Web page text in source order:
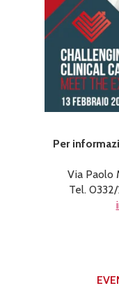
Per
Via Paolo
Tel. 0332/